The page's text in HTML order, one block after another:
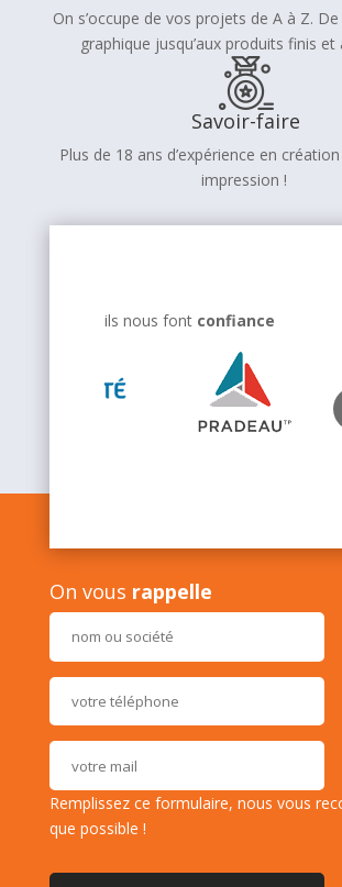
On s’occupe de vos projets de A à Z.
graphique jusqu’aux produits finis et
Savoir-faire
Plus de 18 ans d’expérience en
impression !
ils nous font confiance
On vous rappelle
Remplissez ce formulaire, nous vous
que possible !